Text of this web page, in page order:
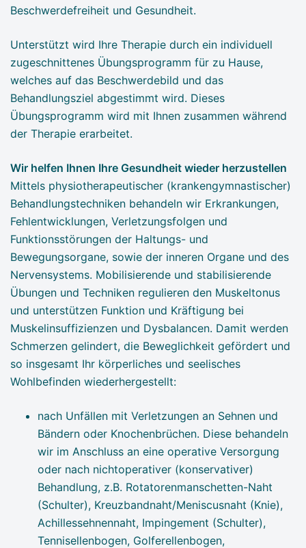
Beschwerdefreiheit und Gesundheit.
Unterstützt wird Ihre Therapie durch ein individuell
zugeschnittenes Übungsprogramm für zu Hause,
welches auf das Beschwerdebild und das
Behandlungsziel abgestimmt wird. Dieses
Übungsprogramm wird mit Ihnen zusammen während
der Therapie erarbeitet.
Wir helfen Ihnen Ihre Gesundheit wieder herzustellen
Mittels physiotherapeutischer (krankengymnastischer)
Behandlungstechniken behandeln wir Erkrankungen,
Fehlentwicklungen, Verletzungsfolgen und
Funktionsstörungen der Haltungs- und
Bewegungsorgane, sowie der inneren Organe und des
Nervensystems. Mobilisierende und stabilisierende
Übungen und Techniken regulieren den Muskeltonus
und unterstützen Funktion und Kräftigung bei
Muskelinsuffizienzen und Dysbalancen. Damit werden
Schmerzen gelindert, die Beweglichkeit gefördert und
so insgesamt Ihr körperliches und seelisches
Wohlbefinden wiederhergestellt:
nach Unfällen mit Verletzungen an Sehnen und
Bändern oder Knochenbrüchen. Diese behandeln
wir im Anschluss an eine operative Versorgung
oder nach nichtoperativer (konservativer)
Behandlung, z.B. Rotatorenmanschetten-Naht
(Schulter), Kreuzbandnaht/Meniscusnaht (Knie),
Achillessehnennaht, Impingement (Schulter),
Tennisellenbogen, Golferellenbogen,